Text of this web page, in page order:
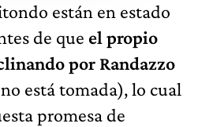
están en estado
de que el propio
por Randazzo
está tomada), lo cual
promesa de